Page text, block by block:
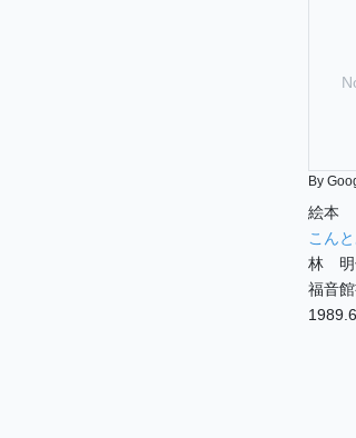
By
絵本
こん
林 明
福音
1989.6